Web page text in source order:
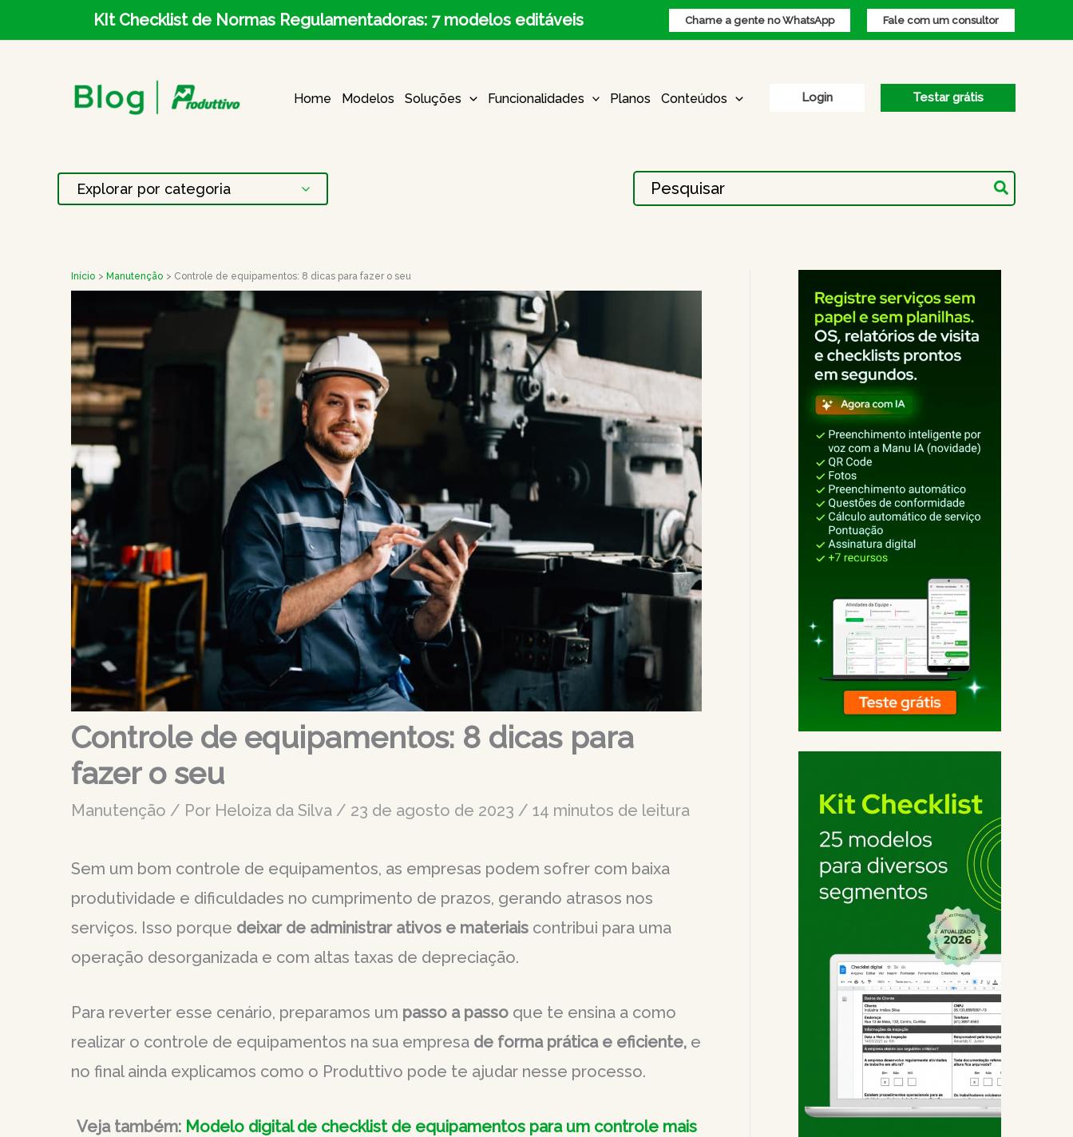
para
KIt Checklist de Normas Regulamentadoras: 7 modelos editáveis Chame a gente no WhatsApp Fale com um consultor
Home Modelos Soluções Funcionalidades Planos Conteúdos Login Testar grátis
Procurar:
Início Manutenção Controle de equipamentos: 8 dicas para fazer o seu
Controle de equipamentos: 8 dicas para
fazer o seu
Manutenção / Por Heloiza da Silva / 23 de agosto de 2023 / 14 minutos de leitura
Sem um bom controle de equipamentos, as empresas podem sofrer com baixa
produtividade e dificuldades no cumprimento de prazos, gerando atrasos nos
serviços. Isso porque deixar de administrar ativos e materiais contribui para uma
operação desorganizada e com altas taxas de depreciação.
Para reverter esse cenário, preparamos um passo a passo que te ensina a como
realizar o controle de equipamentos na sua empresa de forma prática e eficiente, e
no final ainda explicamos como o Produttivo pode te ajudar nesse processo.
Veja também: Modelo digital de checklist de equipamentos para um controle mais